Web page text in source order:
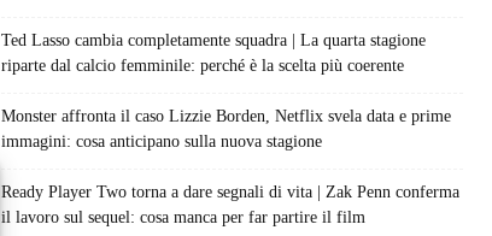
Ted Lasso cambia completamente squadra | La quarta stagione
riparte dal calcio femminile: perché è la scelta più coerente
Monster affronta il caso Lizzie Borden, Netflix svela data e prime
immagini: cosa anticipano sulla nuova stagione
Ready Player Two torna a dare segnali di vita | Zak Penn conferma
il lavoro sul sequel: cosa manca per far partire il film